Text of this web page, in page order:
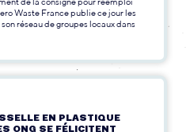
Waste France publie ce jour les
réseau de groupes locaux dans
EN PLASTIQUE
ONG SE FÉLICITENT